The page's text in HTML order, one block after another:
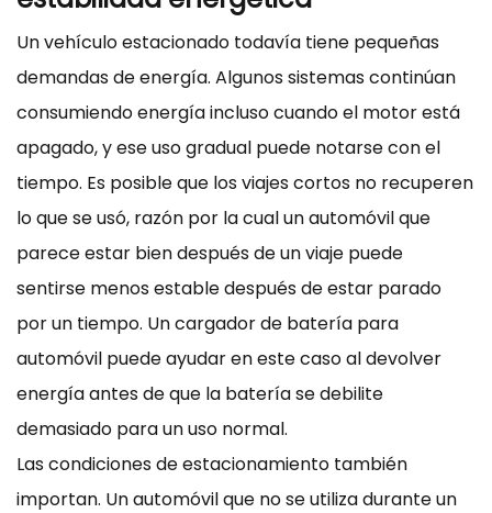
Un vehículo estacionado todavía tiene pequeñas
demandas de energía. Algunos sistemas continúan
consumiendo energía incluso cuando el motor está
apagado, y ese uso gradual puede notarse con el
tiempo. Es posible que los viajes cortos no recuperen
lo que se usó, razón por la cual un automóvil que
parece estar bien después de un viaje puede
sentirse menos estable después de estar parado
por un tiempo. Un cargador de batería para
automóvil puede ayudar en este caso al devolver
energía antes de que la batería se debilite
demasiado para un uso normal.
Las condiciones de estacionamiento también
importan. Un automóvil que no se utiliza durante un